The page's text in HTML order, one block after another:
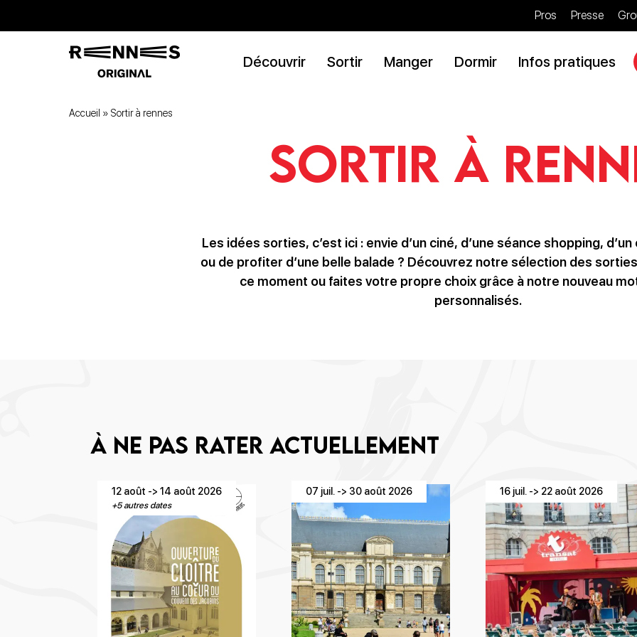
Pros Presse
Découvrir Sortir Manger Dormir Infos pratiques
Accueil » Sortir à rennes
Sortir à
Les idées sorties, c’est ici : envie d’un ciné, d’une séance shopping,
ou de profiter d’une belle balade ? Découvrez notre sélection des
ce moment ou faites votre propre choix grâce à notre nouveau
personnalisés.
À ne pas rater actuellement
12 août -> 14 août 2026
+5 autres dates
07 juil. -> 30 août 2026 16 juil. -> 22 août 2026